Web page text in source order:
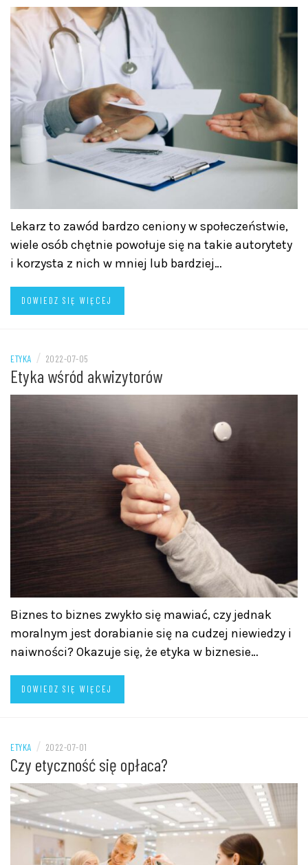
Lekarz to zawód bardzo ceniony w społeczeństwie,
wiele osób chętnie powołuje się na takie autorytety
i korzysta z nich w mniej lub bardziej…
DOWIEDZ SIĘ WIĘCEJ
ETYKA / 2022-07-05
Etyka wśród akwizytorów
Biznes to biznes zwykło się mawiać, czy jednak
moralnym jest dorabianie się na cudzej niewiedzy i
naiwności? Okazuje się, że etyka w biznesie…
DOWIEDZ SIĘ WIĘCEJ
ETYKA / 2022-07-01
Czy etyczność się opłaca?